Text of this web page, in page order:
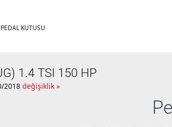
KUTUSU
1.4 TSI 150 HP
2018 değişiklik »